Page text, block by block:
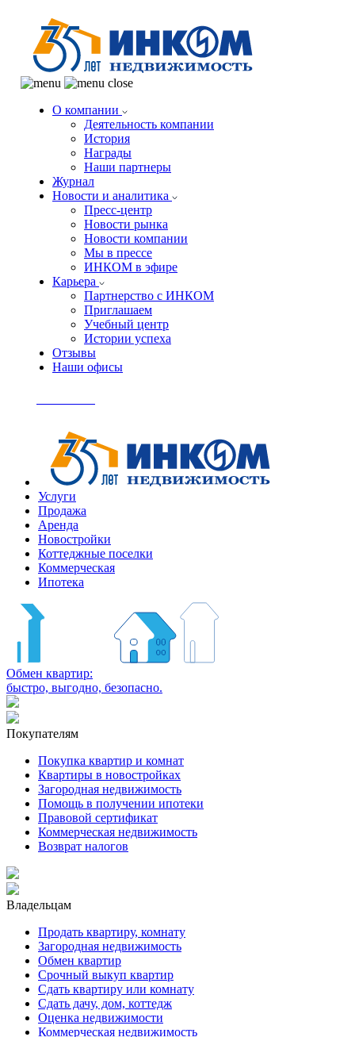
О компании
Деятельность компании
История
Награды
Наши партнеры
Журнал
Новости и аналитика
Пресс-центр
Новости рынка
Новости компании
Мы в прессе
ИНКОМ в эфире
Карьера
Партнерство с ИНКОМ
Приглашаем
Учебный центр
Истории успеха
Отзывы
Наши офисы
Услуги
Продажа
Аренда
Новостройки
Коттеджные поселки
Коммерческая
Ипотека
Обмен квартир:
быстро, выгодно, безопасно.
Покупателям
Покупка квартир и комнат
Квартиры в новостройках
Загородная недвижимость
Помощь в получении ипотеки
Правовой сертификат
Коммерческая недвижимость
Возврат налогов
Владельцам
Продать квартиру, комнату
Загородная недвижимость
Обмен квартир
Срочный выкуп квартир
Сдать квартиру или комнату
Сдать дачу, дом, коттедж
Оценка недвижимости
Коммерческая недвижимость